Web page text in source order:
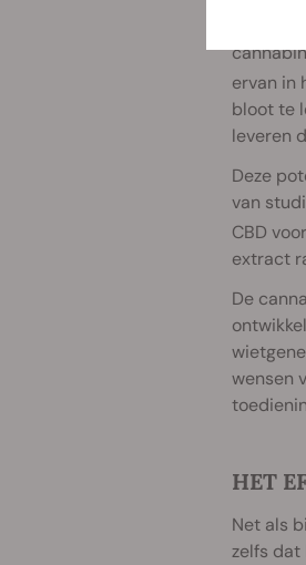
In
ervan in
bloot te
leveren
Deze
van
CBD
extract
De
wensen
HET
Net als
zelfs dat